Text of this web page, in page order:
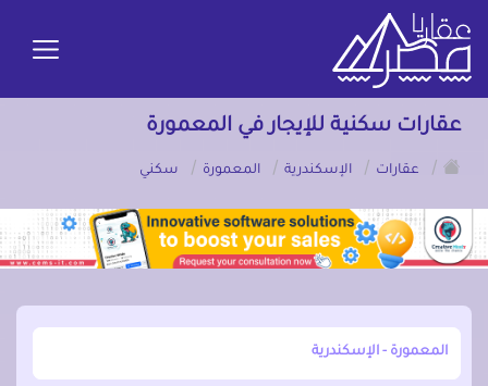
عقارات سكنية للإيجار في المعمورة
/
عقارات / الإسكندرية / المعمورة / سكني
أبحث عن مدينة, محافظة, حي